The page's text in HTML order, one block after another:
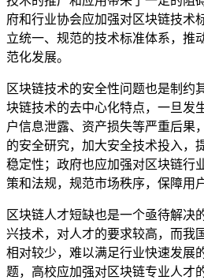
府和行业协会应加强对区块链技术
立统一、规范的技术标准体系，推
范化发展。
区块链技术的安全性问题也是制约
块链技术的去中心化特点，一旦发
户信息泄露、资产损失等严重后果
的安全研究，加大安全技术投入，
稳定性；政府也应加强对区块链行
策和法规，规范市场秩序，保障用
区块链人才短缺也是一个亟待解决
兴技术，对人才的要求较高，而我
相对较少，难以满足行业快速发展
题，高校应加强对区块链专业人才